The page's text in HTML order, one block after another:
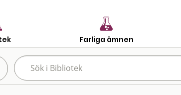
Farliga ämnen